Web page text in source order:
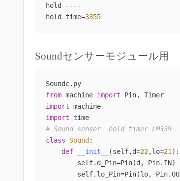
hold ----
hold time=3355
Soundセンサーモジュール用
Soundc.py
from machine import
Pin, Timer
import
machine
import
time
# Sound senser  hold timer LM339
class
Sound :
def
__init__ (self,d=22,lo=21 ):
self.lo_Pin=Pin(lo,